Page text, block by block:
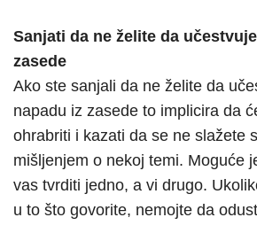
Sanjati da ne želite da
zasede
Ako ste sanjali da ne želite da
napadu iz zasede to implicira da
ohrabriti i kazati da se ne slažete
mišljenjem o nekoj temi. Moguće
vas tvrditi jedno, a vi drugo.
u to što govorite, nemojte da